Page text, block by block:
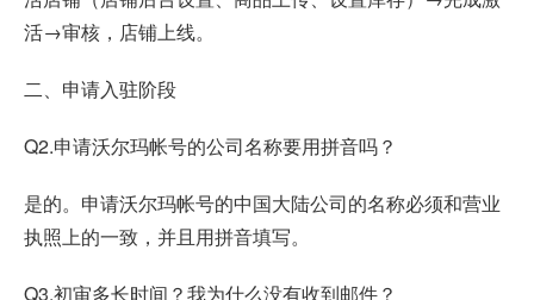
活→审核，店铺上线。
二、申请入驻阶段
Q2.申请沃尔玛帐号的公司名称要用拼音吗？
是的。申请沃尔玛帐号的中国大陆公司的名称必须和营业
执照上的一致，并且用拼音填写。
Q3.初审多长时间？我为什么没有收到邮件？